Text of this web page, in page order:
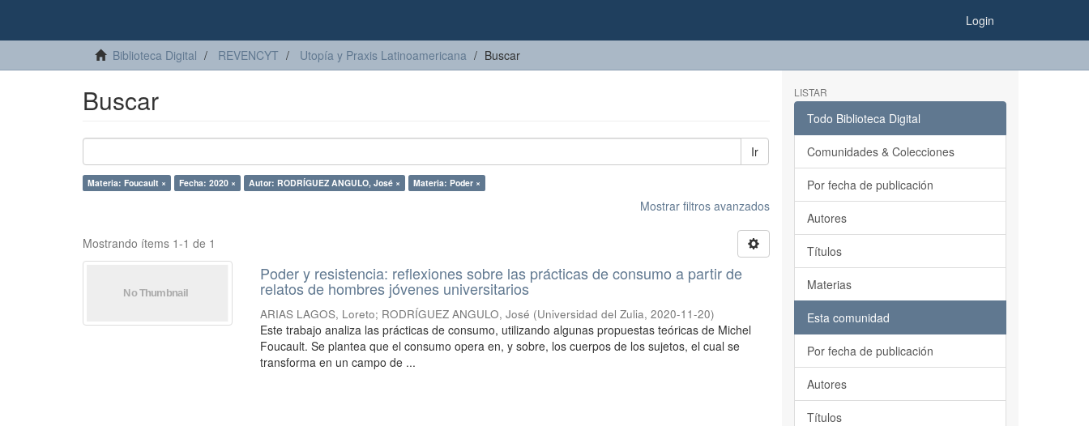
Login
Biblioteca Digital REVENCYT Utopía y Praxis Latinoamericana Buscar
Buscar
Ir
Materia: Foucault × Fecha: 2020 × Autor: RODRÍGUEZ ANGULO, José × Materia: Poder ×
Mostrar filtros avanzados
Mostrando ítems 1-1 de 1
Poder y resistencia: reflexiones sobre las prácticas de consumo a partir de
relatos de hombres jóvenes universitarios
ARIAS LAGOS, Loreto; RODRÍGUEZ ANGULO, José (Universidad del Zulia,2020-11-20)
Este trabajo analiza las prácticas de consumo, utilizando algunas propuestas teóricas de Michel
Foucault. Se plantea que el consumo opera en, y sobre, los cuerpos de los sujetos, el cual se
transforma en un campo de ...
LISTAR
Todo Biblioteca Digital
Comunidades & Colecciones
Por fecha de publicación
Autores
Títulos
Materias
Esta comunidad
Por fecha de publicación
Autores
Títulos